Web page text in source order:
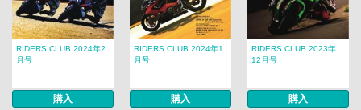
RIDERS CLUB 2024年2
月号
購入
RIDERS CLUB 2024年1
月号
購入
RIDERS CLUB 2023年
12月号
購入